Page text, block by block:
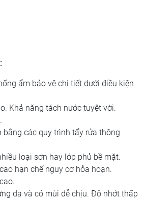
ẩm bảo vệ chi tiết dưới điều kiện
Khả năng tách nước tuyệt vời.
bằng các quy trình tẩy rửa thông
loại sơn hay lớp phủ bề mặt.
hạn chế nguy cơ hỏa hoạn.
da và có mùi dễ chịu. Độ nhớt thấp